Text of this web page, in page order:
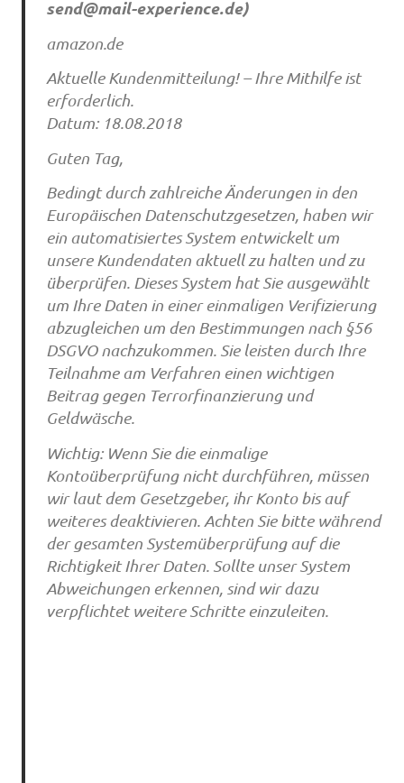
send@mail-experience.de)
amazon.de
Aktuelle Kundenmitteilung! – Ihre Mithilfe ist
erforderlich.
Datum: 18.08.2018
Guten Tag,
Bedingt durch zahlreiche Änderungen in den
Europäischen Datenschutzgesetzen, haben wir
ein automatisiertes System entwickelt um
unsere Kundendaten aktuell zu halten und zu
überprüfen. Dieses System hat Sie ausgewählt
um Ihre Daten in einer einmaligen Verifizierung
abzugleichen um den Bestimmungen nach §56
DSGVO nachzukommen. Sie leisten durch Ihre
Teilnahme am Verfahren einen wichtigen
Beitrag gegen Terrorfinanzierung und
Geldwäsche.
Wichtig: Wenn Sie die einmalige
Kontoüberprüfung nicht durchführen, müssen
wir laut dem Gesetzgeber, ihr Konto bis auf
weiteres deaktivieren. Achten Sie bitte während
der gesamten Systemüberprüfung auf die
Richtigkeit Ihrer Daten. Sollte unser System
Abweichungen erkennen, sind wir dazu
verpflichtet weitere Schritte einzuleiten.